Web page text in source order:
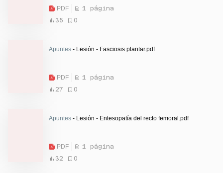
PDF
1 página
35
0
Apuntes - Lesión - Fasciosis plantar.pdf
PDF
1 página
27
0
Apuntes - Lesión - Entesopatía del recto femoral.pdf
PDF
1 página
32
0